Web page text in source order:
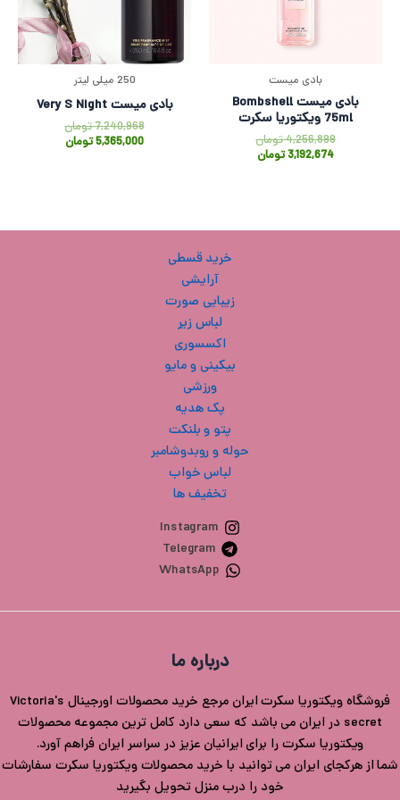
بادی میست
بادی میست Bombshell
75ml ویکتوریا سکرت
4,256,899تومان
3,192,674 تومان
250 میلی لیتر
بادی میست Very S Night
7,240,968تومان
5,365,000تومان
خرید قسطی
آرایشی
زیبایی صورت
لباس زیر
اکسسوری
بیکینی و مایو
ورزشی
پک هدیه
پتو و بلنکت
حوله و روبدوشامبر
لباس خواب
تخفیف ها
Instagram
Telegram
WhatsApp
درباره ما
فروشگاه ویکتوریا سکرت ایران مرجع خرید محصولات اورجینال Victoria's
secret در ایران می باشد که سعی دارد کامل ترین مجموعه محصولات
ویکتوریا سکرت را برای ایرانیان عزیز در سراسر ایران فراهم آورد.
شما از هرکجای ایران می توانید با خرید محصولات ویکتوریا سکرت سفارشات
خود را درب منزل تحویل بگیرید